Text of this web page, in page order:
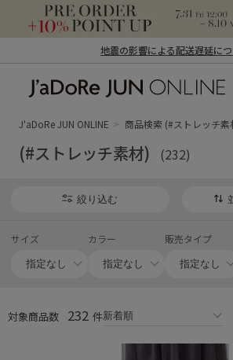
地震の影響による配送遅延に
ン オンライン）
J'aDoRe JUN ONLINE 商品検索 (#ストレッチ素
(#ストレッチ素材) (232)
絞り込む
サイズ カラー 販売タイプ
対象商品数 232 件